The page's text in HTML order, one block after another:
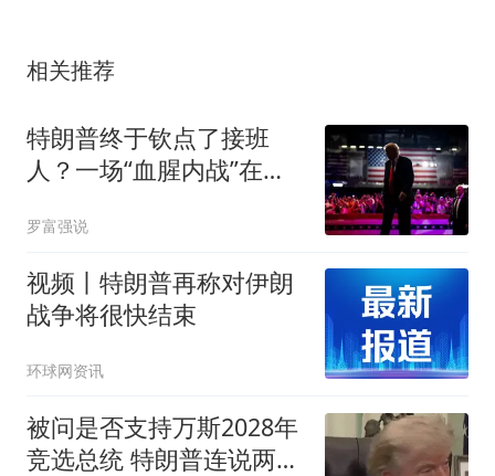
相关推荐
特朗普终于钦点了接班
人？一场“血腥内战”在共
罗富强说
视频丨特朗普再称对伊朗
战争将很快结束
环球网资讯
被问是否支持万斯2028年
竞选总统 特朗普连说两